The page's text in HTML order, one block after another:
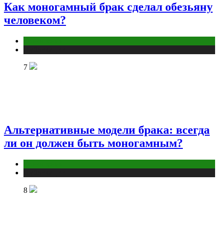
Как моногамный брак сделал обезьяну
человеком?
7
Альтернативные модели брака: всегда
ли он должен быть моногамным?
8